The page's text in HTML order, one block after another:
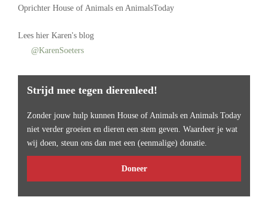
Oprichter House of Animals en AnimalsToday
Lees hier Karen's blog
@KarenSoeters
Strijd mee tegen dierenleed!
Zonder jouw hulp kunnen House of Animals en Animals Today
niet verder groeien en dieren een stem geven. Waardeer je wat
wij doen, steun ons dan met een (eenmalige) donatie.
Doneer